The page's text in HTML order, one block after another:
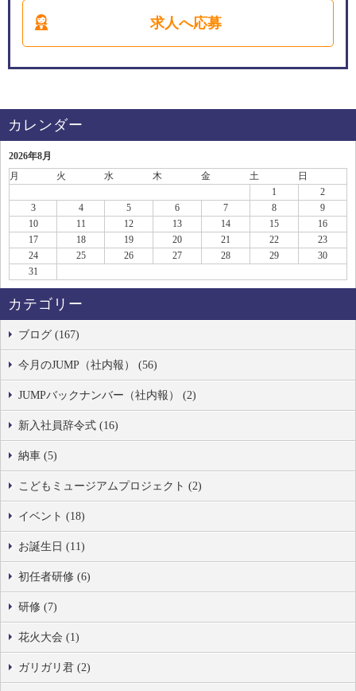
求人へ応募
カレンダー
2026年8月
月
火 水 木 金 土
日
1
2
3
4 5 6 7 8
9
10
11 12 13 14 15
16
17
18 19 20 21 22
23
24
25 26 27 28 29
30
31
カテゴリー
ブログ (167)
今月のJUMP（社内報） (56)
JUMPバックナンバー（社内報） (2)
新入社員辞令式 (16)
納車 (5)
こどもミュージアムプロジェクト (2)
イベント (18)
お誕生日 (11)
初任者研修 (6)
研修 (7)
花火大会 (1)
ガリガリ君 (2)